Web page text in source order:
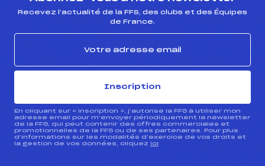
Recevez l’actualité de la FFS, des clubs et des Équipes
de France.
Inscription
En cliquant sur « inscription », j’autorise la FFS à utiliser mon
adresse email pour m’envoyer périodiquement la newsletter
de la FFS, qui peut contenir des offres commerciales et
promotionnelles de la FFS ou de ses partenaires. Pour plus
d’informations sur les modalités d’exercice de vos droits et
la gestion de vos données, cliquez ici